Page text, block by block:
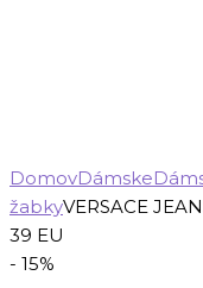
DomovDámske
žabkyVERSACE
39 EU
- 15%